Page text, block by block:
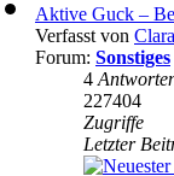
Aktive Guck –
Verfasst von Clara
Forum: Sonstiges
4
227404
Zugriffe
Letzter